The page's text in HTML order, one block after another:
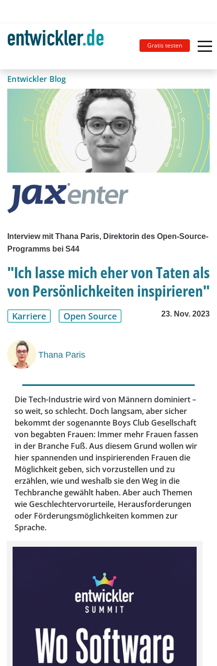
Gratis testen
Entwickler Blog
Interview mit Thana Paris, Direktorin des Open-Source-
Programms bei S44
"Ich lasse mich eher von Taten als
von Persönlichkeiten inspirieren"
Karriere Open Source 23. Nov. 2023
Thana Paris
Die Tech-Industrie wird von Männern dominiert –
so weit, so schlecht. Doch langsam, aber sicher
bekommt der sogenannte Boys Club Gesellschaft
von begabten Frauen: Immer mehr Frauen fassen
in der Branche Fuß. Aus diesem Grund wollen wir
hier spannenden und inspirierenden Frauen die
Möglichkeit geben, sich vorzustellen und zu
erzählen, wie und weshalb sie den Weg in die
Techbranche gewählt haben. Aber auch Themen
wie Geschlechtervorurteile, Herausforderungen
oder Förderungsmöglichkeiten kommen zur
Sprache.